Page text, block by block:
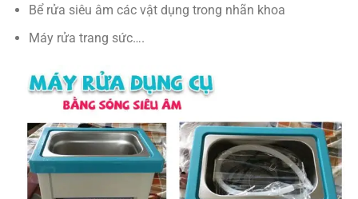
Bể rửa siêu âm các vật dụng trong nhãn khoa
Máy rửa trang sức….